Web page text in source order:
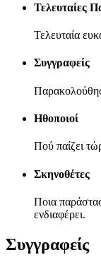
Τελευταίες
Τελευταία
Συγγραφείς
Ηθοποιοί
Πού παίζει
Σκηνοθέτες
Ποια
ενδιαφέρει.
Συγγραφείς